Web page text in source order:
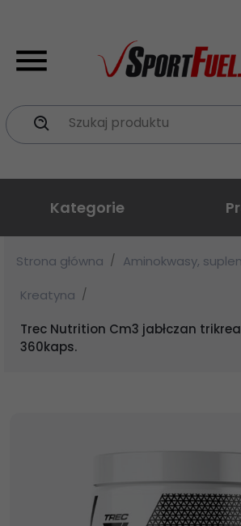
Szukaj produktu
Kategorie
Strona główna
Aminokwasy,
Kreatyna
Trec Nutrition Cm3 jabłczan
360kaps.